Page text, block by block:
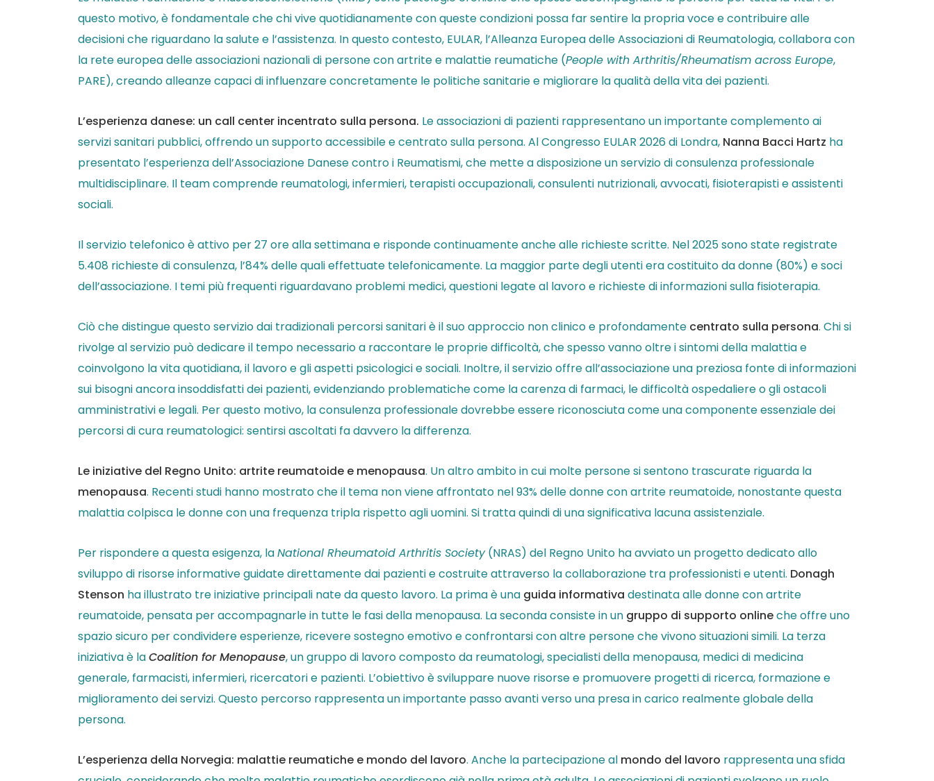
questo motivo, è fondamentale che chi vive quotidianamente con queste condizioni possa far sentire la propria voce e contribuire alle
decisioni che riguardano la salute e l’assistenza. In questo contesto, EULAR, l’Alleanza Europea delle Associazioni di Reumatologia, collabora con
la rete europea delle associazioni nazionali di persone con artrite e malattie reumatiche (People with Arthritis/Rheumatism across Europe,
PARE), creando alleanze capaci di influenzare concretamente le politiche sanitarie e migliorare la qualità della vita dei pazienti.
L’esperienza danese: un call center incentrato sulla persona. Le associazioni di pazienti rappresentano un importante complemento ai
servizi sanitari pubblici, offrendo un supporto accessibile e centrato sulla persona. Al Congresso EULAR 2026 di Londra, Nanna Bacci Hartz ha
presentato l’esperienza dell’Associazione Danese contro i Reumatismi, che mette a disposizione un servizio di consulenza professionale
multidisciplinare. Il team comprende reumatologi, infermieri, terapisti occupazionali, consulenti nutrizionali, avvocati, fisioterapisti e assistenti
sociali.
Il servizio telefonico è attivo per 27 ore alla settimana e risponde continuamente anche alle richieste scritte. Nel 2025 sono state registrate
5.408 richieste di consulenza, l’84% delle quali effettuate telefonicamente. La maggior parte degli utenti era costituito da donne (80%) e soci
dell’associazione. I temi più frequenti riguardavano problemi medici, questioni legate al lavoro e richieste di informazioni sulla fisioterapia.
Ciò che distingue questo servizio dai tradizionali percorsi sanitari è il suo approccio non clinico e profondamente centrato sulla persona. Chi si
rivolge al servizio può dedicare il tempo necessario a raccontare le proprie difficoltà, che spesso vanno oltre i sintomi della malattia e
coinvolgono la vita quotidiana, il lavoro e gli aspetti psicologici e sociali. Inoltre, il servizio offre all’associazione una preziosa fonte di informazioni
sui bisogni ancora insoddisfatti dei pazienti, evidenziando problematiche come la carenza di farmaci, le difficoltà ospedaliere o gli ostacoli
amministrativi e legali. Per questo motivo, la consulenza professionale dovrebbe essere riconosciuta come una componente essenziale dei
percorsi di cura reumatologici: sentirsi ascoltati fa davvero la differenza.
Le iniziative del Regno Unito: artrite reumatoide e menopausa. Un altro ambito in cui molte persone si sentono trascurate riguarda la
menopausa. Recenti studi hanno mostrato che il tema non viene affrontato nel 93% delle donne con artrite reumatoide, nonostante questa
malattia colpisca le donne con una frequenza tripla rispetto agli uomini. Si tratta quindi di una significativa lacuna assistenziale.
Per rispondere a questa esigenza, laNational Rheumatoid Arthritis Society(NRAS) del Regno Unito ha avviato un progetto dedicato allo
sviluppo di risorse informative guidate direttamente dai pazienti e costruite attraverso la collaborazione tra professionisti e utenti. Donagh
Stenson ha illustrato tre iniziative principali nate da questo lavoro. La prima è una guida informativa destinata alle donne con artrite
reumatoide, pensata per accompagnarle in tutte le fasi della menopausa. La seconda consiste in un gruppo di supporto onlineche offre uno
spazio sicuro per condividere esperienze, ricevere sostegno emotivo e confrontarsi con altre persone che vivono situazioni simili. La terza
iniziativa è laCoalition for Menopause, un gruppo di lavoro composto da reumatologi, specialisti della menopausa, medici di medicina
generale, farmacisti, infermieri, ricercatori e pazienti. L’obiettivo è sviluppare nuove risorse e promuovere progetti di ricerca, formazione e
miglioramento dei servizi. Questo percorso rappresenta un importante passo avanti verso una presa in carico realmente globale della
persona.
L’esperienza della Norvegia: malattie reumatiche e mondo del lavoro. Anche la partecipazione al mondo del lavoro rappresenta una sfida